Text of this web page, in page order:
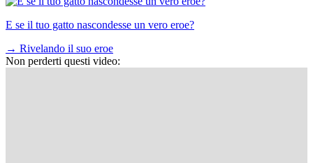
E se il tuo gatto nascondesse un vero eroe?
→ Rivelando il suo eroe
Non perderti questi video: